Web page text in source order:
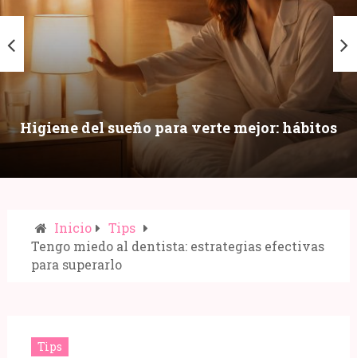
Higiene del sueño para verte mejor: hábitos
nocturnos que mejoran piel, ojeras y energía
Compartir:
Inicio
Tips
Tengo miedo al dentista: estrategias efectivas
para superarlo
Tips